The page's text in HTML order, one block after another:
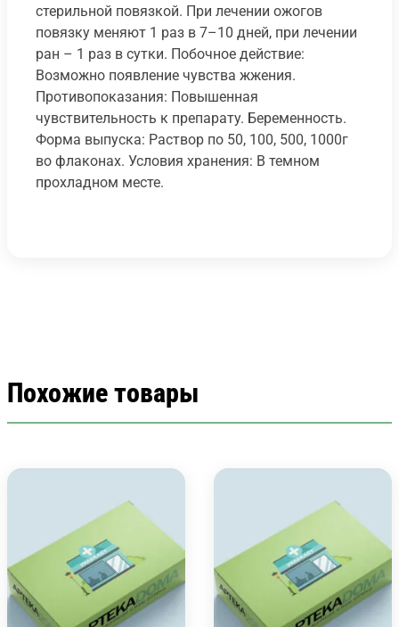
стерильной повязкой. При лечении ожогов
повязку меняют 1 раз в 7–10 дней, при лечении
ран – 1 раз в сутки. Побочное действие:
Возможно появление чувства жжения.
Противопоказания: Повышенная
чувствительность к препарату. Беременность.
Форма выпуска: Раствор по 50, 100, 500, 1000г
во флаконах. Условия хранения: В темном
прохладном месте.
Похожие товары